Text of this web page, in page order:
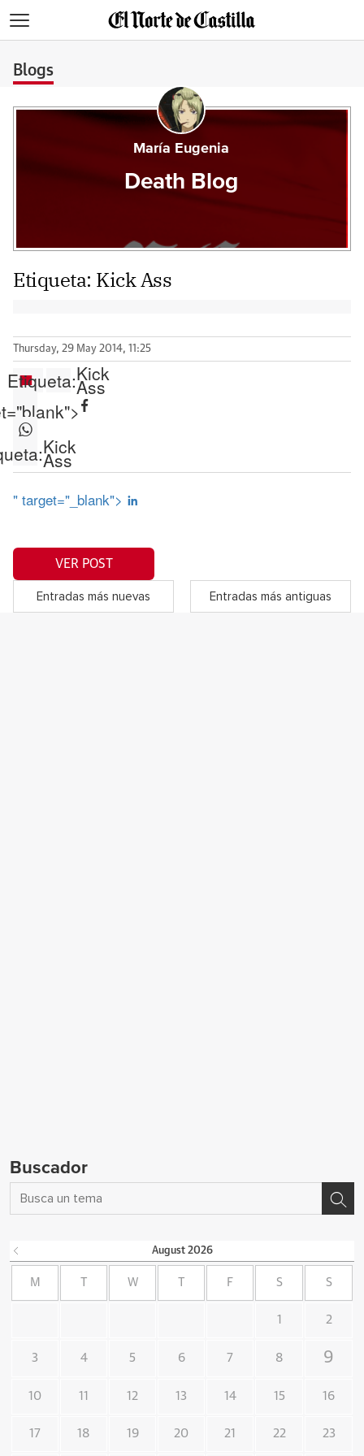
Blogs
María Eugenia
Death Blog
Etiqueta: Kick Ass
Thursday, 29 May 2014, 11:25
Etiqueta:Kick
Ass
Kick
Ass
" target="_blank">
VER POST
Entradas más nuevas Entradas más antiguas
Buscador
August 2026
M W F S S
1 2
3 4 5 6 7 8 9
10 11 12 13 14 15 16
17 18 19 20 21 22 23